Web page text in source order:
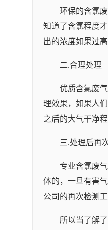
环保的含氯
知道了含氯程度
出的浓度如果过
二.合理处理
优质含氯废
理效果，如果人
之后的大气干净
三.处理后再
专业含氯废
体的，一旦有害
公司的再次检测
所以当了解